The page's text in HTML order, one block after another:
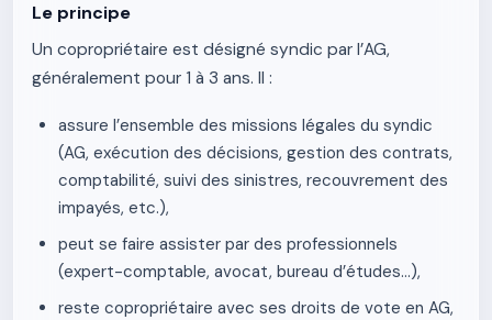
Le principe
Un copropriétaire est désigné syndic par l’AG,
généralement pour 1 à 3 ans. Il :
assure l’ensemble des missions légales du syndic
(AG, exécution des décisions, gestion des contrats,
comptabilité, suivi des sinistres, recouvrement des
impayés, etc.),
peut se faire assister par des professionnels
(expert-comptable, avocat, bureau d’études…),
reste copropriétaire avec ses droits de vote en AG,